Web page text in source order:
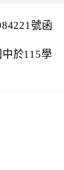
號函
於115學